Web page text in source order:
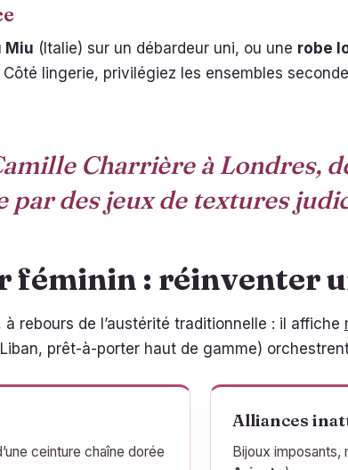
Miu (Italie) sur un débardeur uni, ou une robe
lingerie, privilégiez les ensembles
Charrière à Londres,
des jeux de textures
féminin : réinventer
rebours de l’austérité traditionnelle : il affiche
prêt-à-porter haut de gamme)
ceinture chaîne dorée
Alliances
Bijoux imposants,